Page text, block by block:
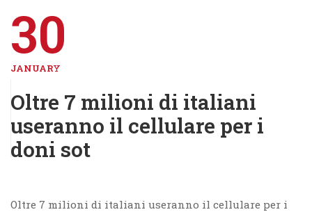
30
JANUARY
Oltre 7 milioni di italiani
useranno il cellulare per i
doni sot
Oltre 7 milioni di italiani useranno il cellulare per i